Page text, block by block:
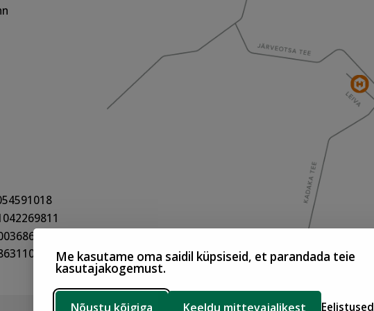
Me kasutame oma saidil küpsiseid, et parandada teie
kasutajakogemust.
Nõustu kõigiga Keeldu mittevajalikest Eelistused